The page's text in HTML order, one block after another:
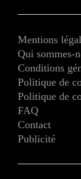
Mentions
Qui sommes-
Conditions
Politique de
Politique de
FAQ
Contact
Publicité